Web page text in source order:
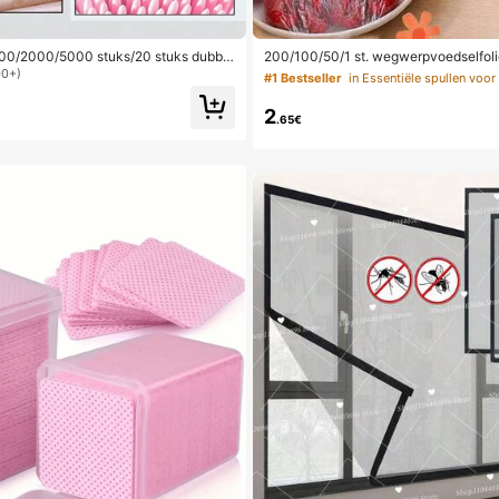
2000/5000 stuks/20 stuks dubbel
kleine dubbelzijdig
verpakking (verpakkingsopties 1/2/
multifunctioneel
200/100/50/1 st.
ekophoezen, multifunctionele
wegwerpschoenhoezen, verdikte
udelijke
retchhoezen, dagelijks gebruik
#1 Bestseller
2.65€